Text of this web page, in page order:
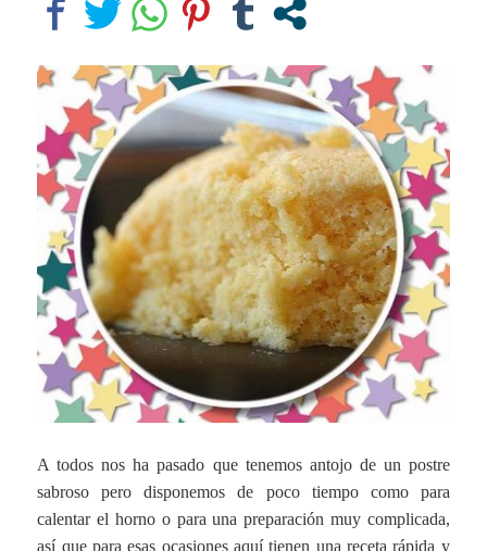
A todos nos ha pasado que tenemos antojo de un postre
sabroso pero disponemos de poco tiempo como para
calentar el horno o para una preparación muy complicada,
así que para esas ocasiones aquí tienen una receta rápida y